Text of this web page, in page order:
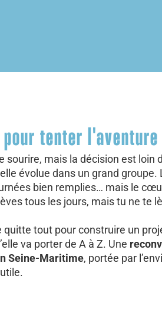
tenter l'aventure
sourire, mais la décision est loin
évolue dans un grand groupe.
bien remplies… mais le
tous les jours, mais tu ne te
quitte tout pour construire un
va porter de A à Z. Une
Seine-Maritime, portée par